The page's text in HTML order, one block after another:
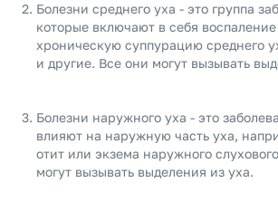
Болезни среднего уха - это группа
которые включают в себя воспаление
хроническую суппурацию среднего
и другие. Все они могут вызывать
Болезни наружного уха - это
влияют на наружную часть уха,
отит или экзема наружного
могут вызывать выделения из уха.